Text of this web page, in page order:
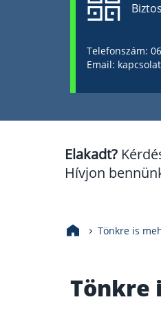
Telefonszám:
Email:
Elakadt?
Hívjon
Tönkre is
Tönkre